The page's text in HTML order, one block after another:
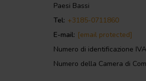
Paesi Bassi
Tel: +3185-0711860
E-mail: [email protected]
Numero di identificazione
Numero della Camera di